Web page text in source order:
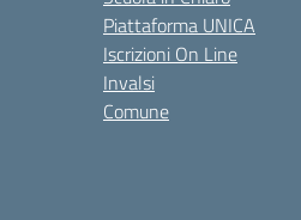
Piattaforma UNICA
Iscrizioni On Line
Invalsi
Comune